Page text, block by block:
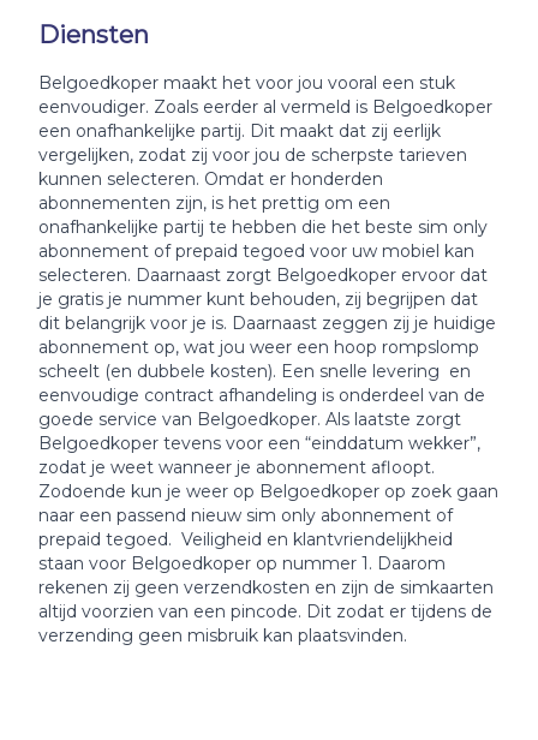
Diensten
Belgoedkoper maakt het voor jou vooral een stuk
eenvoudiger. Zoals eerder al vermeld is Belgoedkoper
een onafhankelijke partij. Dit maakt dat zij eerlijk
vergelijken, zodat zij voor jou de scherpste tarieven
kunnen selecteren. Omdat er honderden
abonnementen zijn, is het prettig om een
onafhankelijke partij te hebben die het beste sim only
abonnement of prepaid tegoed voor uw mobiel kan
selecteren. Daarnaast zorgt Belgoedkoper ervoor dat
je gratis je nummer kunt behouden, zij begrijpen dat
dit belangrijk voor je is. Daarnaast zeggen zij je huidige
abonnement op, wat jou weer een hoop rompslomp
scheelt (en dubbele kosten). Een snelle levering en
eenvoudige contract afhandeling is onderdeel van de
goede service van Belgoedkoper. Als laatste zorgt
Belgoedkoper tevens voor een “einddatum wekker”,
zodat je weet wanneer je abonnement afloopt.
Zodoende kun je weer op Belgoedkoper op zoek gaan
naar een passend nieuw sim only abonnement of
prepaid tegoed. Veiligheid en klantvriendelijkheid
staan voor Belgoedkoper op nummer 1. Daarom
rekenen zij geen verzendkosten en zijn de simkaarten
altijd voorzien van een pincode. Dit zodat er tijdens de
verzending geen misbruik kan plaatsvinden.